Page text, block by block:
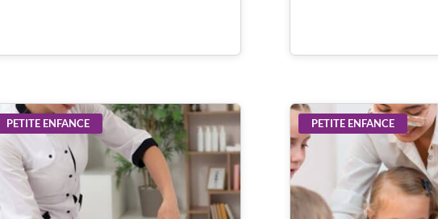
PETITE ENFANCE PETITE ENFANCE